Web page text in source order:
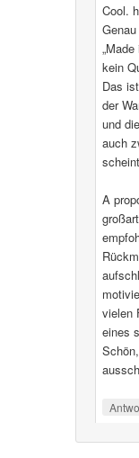
Cool.
kein
Das
der
und
auch
A
vielen
eines